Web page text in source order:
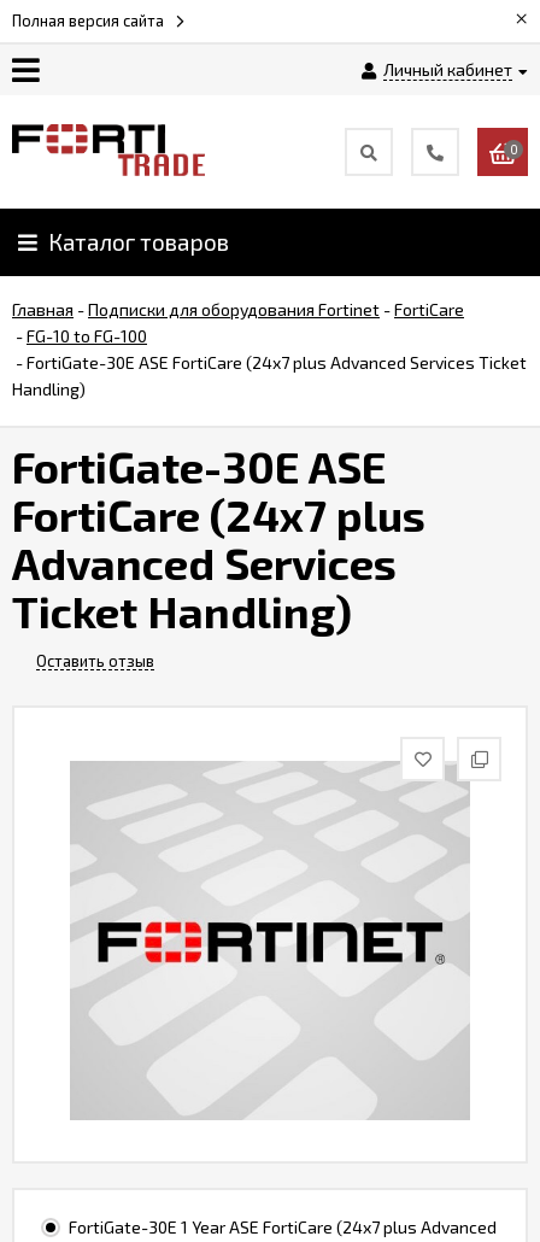
Полная версия сайта ×
Личный кабинет
Как
заказать
и
оплата
Контакты
0
Каталог товаров
Главная -Подписки для оборудования Fortinet -FortiCare
-FG-10 to FG-100
-FortiGate-30E ASE FortiCare (24x7 plus Advanced Services Ticket
Handling)
FortiGate-30E ASE
FortiCare (24x7 plus
Advanced Services
Ticket Handling)
Оставить отзыв
FortiGate-30E 1 Year ASE FortiCare (24x7 plus Advanced